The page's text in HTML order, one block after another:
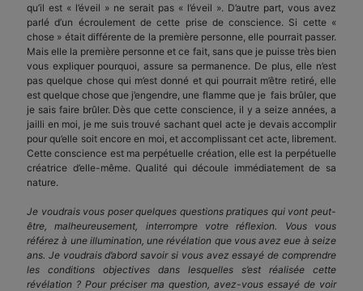
qu’il est « l’éveil » ne serait pas « l’éveil ». D’autre part, vous avez
parlé d’un écroulement de cette prise de conscience. Si cette «
chose » était différente de la première personne, elle pourrait passer.
Mais elle la première personne et ce fait, sans que je puisse très bien
vous expliquer pourquoi, assure sa permanence. De plus, elle n’est
pas quelque chose qui m’est donné et qui pourrait m’être retiré, elle
est quelque chose que j’engendre, une flamme que je fais brûler, que
je sais faire brûler. Dès que cette conscience, il y a seize années, a
jailli en moi, je me suis trouvé sachant quel acte je devais accomplir
pour qu’elle soit encore en moi, et accomplissant cet acte, librement.
Cette conscience est ma perpétuelle création, elle est la perpétuelle
créatrice d’elle-même. Qualité qui découle immédiatement de sa
nature.
Je voudrais vous poser quelques questions pratiques qui vont peut-
être, malheureusement, interrompre votre réflexion. Vous vous
référez à une illumination, une révélation que vous avez eue à seize
ans. Je voudrais d’abord savoir si vous avez essayé de comprendre
les conditions objectives dans lesquelles s’est réalisée cette
révélation ? Pour préciser ma question, avez-vous essayé de voir